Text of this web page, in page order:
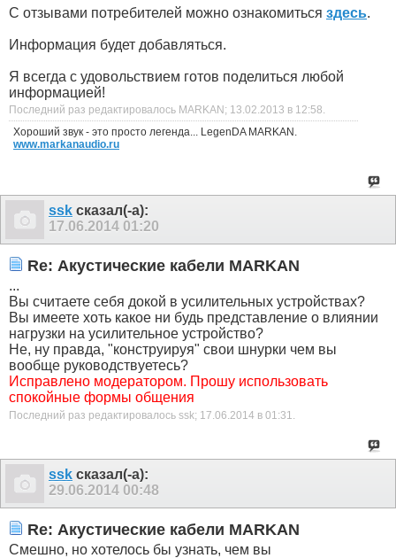
С отзывами потребителей можно ознакомиться здесь.
Информация будет добавляться.
Я всегда с удовольствием готов поделиться любой
информацией!
Последний раз редактировалось MARKAN; 13.02.2013 в 12:58.
Хороший звук - это просто легенда... LegenDA MARKAN.
www.markanaudio.ru
ssk сказал(-а):
17.06.2014 01:20
Re: Акустические кабели MARKAN
...
Вы считаете себя докой в усилительных устройствах?
Вы имеете хоть какое ни будь представление о влиянии
нагрузки на усилительное устройство?
Не, ну правда, "конструируя" свои шнурки чем вы
вообще руководствуетесь?
Исправлено модератором. Прошу использовать
спокойные формы общения
Последний раз редактировалось ssk; 17.06.2014 в 01:31
ssk сказал(-а):
29.06.2014 00:48
Re: Акустические кабели MARKAN
Смешно, но хотелось бы узнать, чем вы